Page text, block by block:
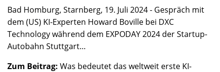
Bad Homburg, Starnberg, 19. Juli 2024 - Gespräch mit
dem (US) KI-Experten Howard Boville bei DXC
Technology während dem EXPODAY 2024 der Startup-
Autobahn Stuttgart…
Zum Beitrag: Was bedeutet das weltweit erste KI-